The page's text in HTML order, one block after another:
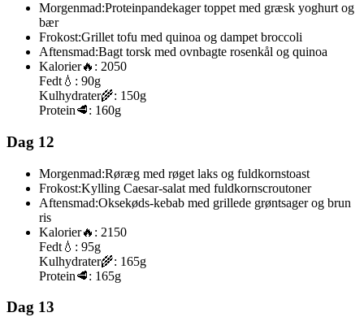
Morgenmad:Proteinpandekager toppet med græsk yoghurt og
bær
Frokost:Grillet tofu med quinoa og dampet broccoli
Aftensmad:Bagt torsk med ovnbagte rosenkål og quinoa
Kalorier🔥: 2050
Fedt 💧: 90g
Kulhydrater🌾: 150g
Protein🥩: 160g
Dag 12
Morgenmad:Røræg med røget laks og fuldkornstoast
Frokost:Kylling Caesar-salat med fuldkornscroutoner
Aftensmad:Oksekøds-kebab med grillede grøntsager og brun
ris
Kalorier🔥: 2150
Fedt 💧: 95g
Kulhydrater🌾: 165g
Protein🥩: 165g
Dag 13